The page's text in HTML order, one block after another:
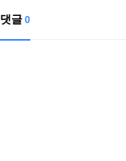
댓글 0